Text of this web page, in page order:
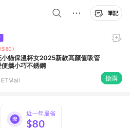
筆記
$80)
小貓保溫杯女2025新款高顏值吸管
攜小巧不銹鋼
ETMall 搶購
近一年最省
$80